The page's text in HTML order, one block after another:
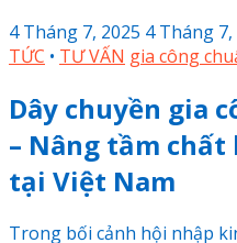
4 Tháng 7, 2025 4 Tháng 7,
TỨC • TƯ VẤN gia công
Dây chuyền gia
– Nâng tầm
tại Việt Nam
Trong bối cảnh hội nhập